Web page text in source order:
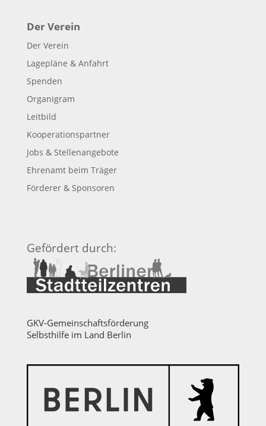
Der Verein
Der Verein
Lagepläne & Anfahrt
Spenden
Organigram
Leitbild
Kooperationspartner
Jobs & Stellenangebote
Ehrenamt beim Träger
Förderer & Sponsoren
Gefördert durch:
GKV-Gemeinschaftsförderung
Selbsthilfe im Land Berlin